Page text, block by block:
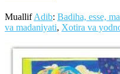
MuallifAdib: Badiha, esse,
va madaniyati, Xotira va